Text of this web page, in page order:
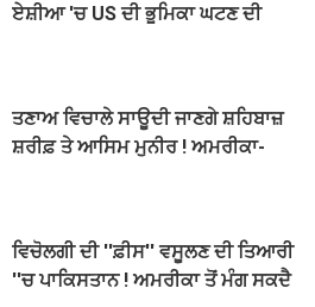
ਏਸ਼ੀਆ 'ਚ US ਦੀ ਭੂਮਿਕਾ ਘਟਣ ਦੀ
ਤਣਾਅ ਵਿਚਾਲੇ ਸਾਊਦੀ ਜਾਣਗੇ ਸ਼ਹਿਬਾਜ਼
ਸ਼ਰੀਫ਼ ਤੇ ਆਸਿਮ ਮੁਨੀਰ ! ਅਮਰੀਕਾ-
ਵਿਚੋਲਗੀ ਦੀ ''ਫ਼ੀਸ'' ਵਸੂਲਣ ਦੀ ਤਿਆਰੀ
''ਚ ਪਾਕਿਸਤਾਨ ! ਅਮਰੀਕਾ ਤੋਂ ਮੰਗ ਸਕਦੈ